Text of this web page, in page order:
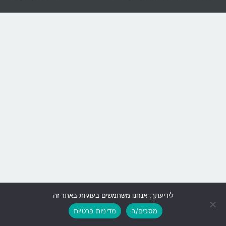
גלילה
לראש
לידיעתך, אנחנו משתמשים בעוגיות באתר זה
מסכים/ה
מדיניות פרטיות